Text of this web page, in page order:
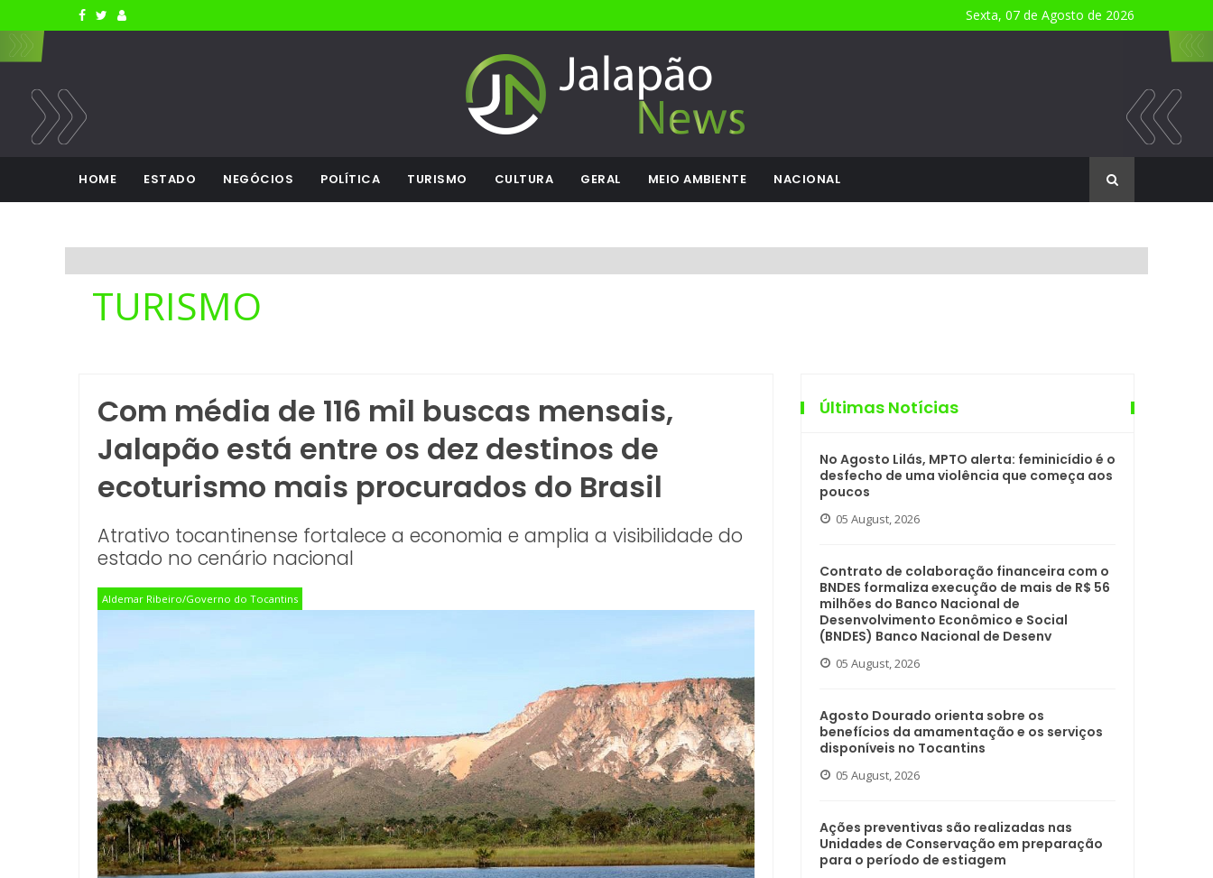
Sexta, 07 de Agosto de 2026
HOME ESTADO NEGÓCIOS POLÍTICA TURISMO CULTURA GERAL MEIO AMBIENTE NACIONAL
TURISMO
Com média de 116 mil buscas mensais,
Jalapão está entre os dez destinos de
ecoturismo mais procurados do Brasil
Atrativo tocantinense fortalece a economia e amplia a visibilidade do
estado no cenário nacional
Aldemar Ribeiro/Governo do Tocantins
Últimas Notícias
No Agosto Lilás, MPTO alerta: feminicídio é o
desfecho de uma violência que começa aos
poucos
05 August, 2026
Contrato de colaboração financeira com o
BNDES formaliza execução de mais de R$ 56
milhões do Banco Nacional de
Desenvolvimento Econômico e Social
(BNDES) Banco Nacional de Desenv
05 August, 2026
Agosto Dourado orienta sobre os
benefícios da amamentação e os serviços
disponíveis no Tocantins
05 August, 2026
Ações preventivas são realizadas nas
Unidades de Conservação em preparação
para o período de estiagem